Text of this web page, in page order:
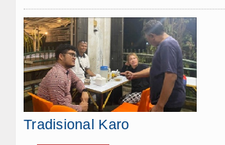
Tradisional Karo